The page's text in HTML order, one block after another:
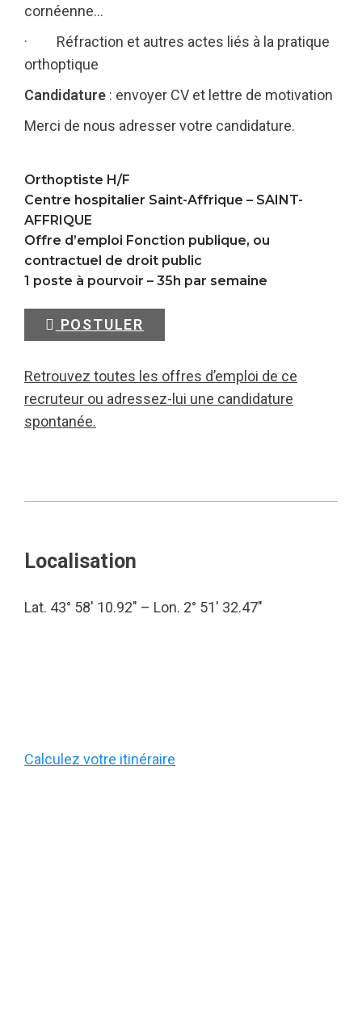
cornéenne…
· Réfraction et autres actes liés à la pratique
orthoptique
Candidature : envoyer CV et lettre de motivation
Merci de nous adresser votre candidature.
Orthoptiste H/F
Centre hospitalier Saint-Affrique – SAINT-
AFFRIQUE
Offre d’emploi Fonction publique, ou
contractuel de droit public
1 poste à pourvoir – 35h par semaine
POSTULER
Retrouvez toutes les offres d’emploi de ce
recruteur ou adressez-lui une candidature
spontanée.
Localisation
Lat. 43° 58′ 10.92″ – Lon. 2° 51′ 32.47″
Calculez votre itinéraire